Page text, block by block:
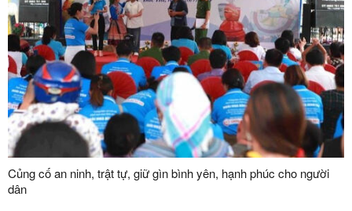
Củng cố an ninh, trật tự, giữ gìn bình yên, hạnh phúc cho người
dân